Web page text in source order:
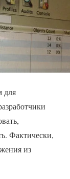
для
Фактически,
из